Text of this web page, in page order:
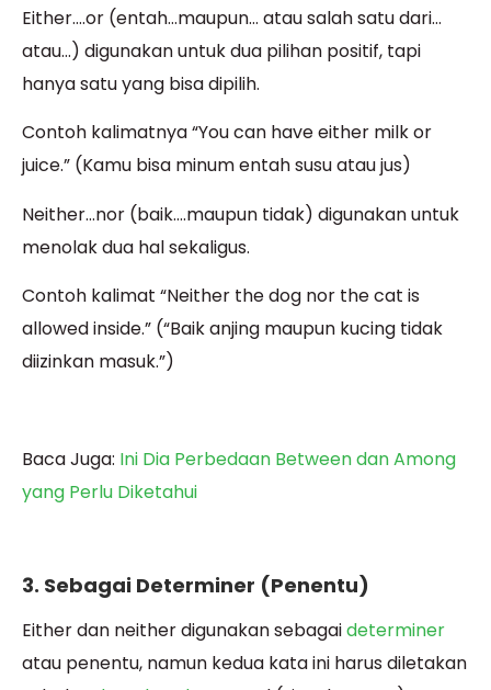
Either….or (entah…maupun… atau salah satu dari…
atau…) digunakan untuk dua pilihan positif, tapi
hanya satu yang bisa dipilih.
Contoh kalimatnya “You can have either milk or
juice.” (Kamu bisa minum entah susu atau jus)
Neither…nor (baik….maupun tidak) digunakan untuk
menolak dua hal sekaligus.
Contoh kalimat “Neither the dog nor the cat is
allowed inside.” (“Baik anjing maupun kucing tidak
diizinkan masuk.”)
Baca Juga: Ini Dia Perbedaan Between dan Among
yang Perlu Diketahui
3. Sebagai Determiner (Penentu)
Either dan neither digunakan sebagaideterminer
atau penentu, namun kedua kata ini harus diletakan